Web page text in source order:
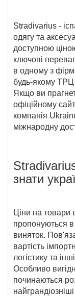
Stradivarius -
одягу та
доступною
ключові
в одному з
будь-якому ТРЦ
Якщо ви
офіційному
компанія
міжнародну
знати
Ціни на товари
пропонуються в
виняток.
вартість
логістику та
Особливо
починаються